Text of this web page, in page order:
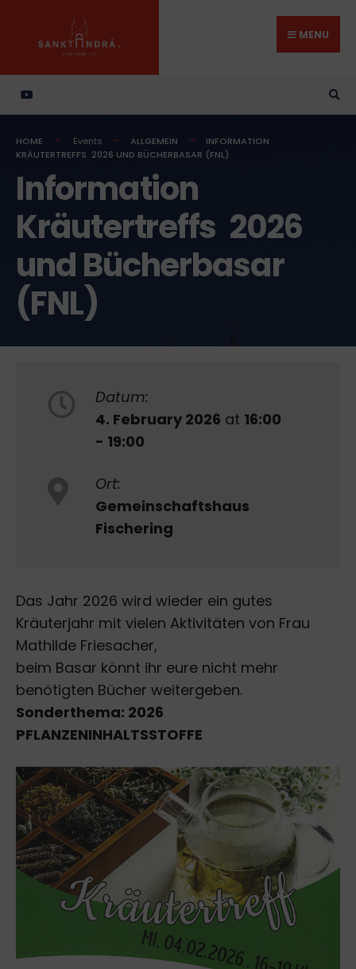
content
MENU
HOME Events ALLGEMEIN
INFORMATION
KRÄUTERTREFFS 2026 UND BÜCHERBASAR (FNL)
Information
Kräutertreffs 2026
und Bücherbasar
(FNL)
Datum:
4. February 2026 at 16:00
- 19:00
Ort:
Gemeinschaftshaus
Fischering
Das Jahr 2026 wird wieder ein gutes
Kräuterjahr mit vielen Aktivitäten von Frau
Mathilde Friesacher,
beim Basar könnt ihr eure nicht mehr
benötigten Bücher weitergeben.
Sonderthema: 2026
PFLANZENINHALTSSTOFFE